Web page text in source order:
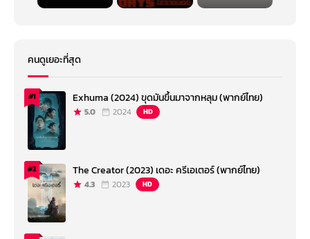
คนดูเยอะที่สุด
#1 Exhuma (2024) ขุดมันขึ้นมาจากหลุม (พากย์ไทย)
5.0 2024 HD
#2 The Creator (2023) เดอะ ครีเอเตอร์ (พากย์ไทย)
4.3 2023 HD